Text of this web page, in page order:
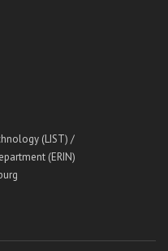
(LIST) /
(ERIN)